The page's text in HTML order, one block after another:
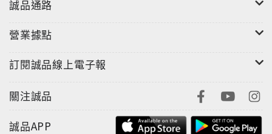
誠品通路
營業據點
訂閱誠品線上電子報
關注誠品
誠品APP